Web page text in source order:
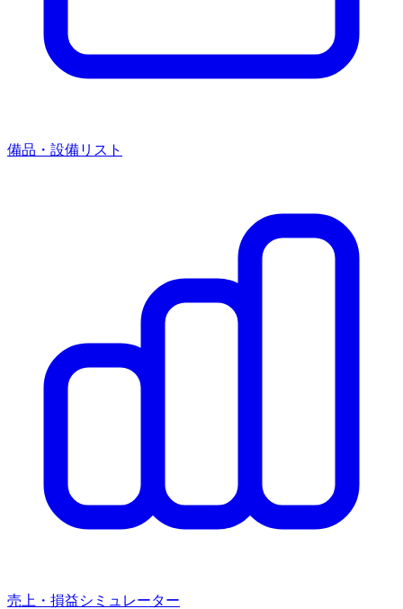
備品・設備リスト
売上・損益シミュレーター